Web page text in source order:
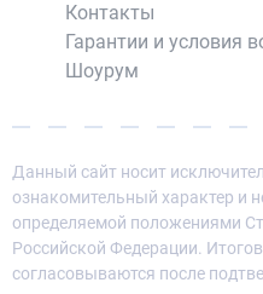
Контакты
Гарантии и условия
Шоурум
Данный сайт носит
ознакомительный характер и
определяемой положениями
Российской Федерации.
согласовываются после